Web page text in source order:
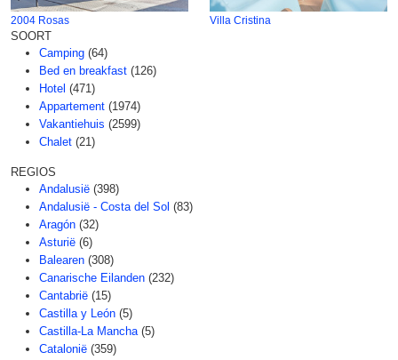
2004 Rosas Villa Cristina
SOORT
Camping (64)
Bed en breakfast (126)
Hotel (471)
Appartement (1974)
Vakantiehuis (2599)
Chalet (21)
REGIOS
Andalusië (398)
Andalusië - Costa del Sol (83)
Aragón (32)
Asturië (6)
Balearen (308)
Canarische Eilanden (232)
Cantabrië (15)
Castilla y León (5)
Castilla-La Mancha (5)
Catalonië (359)